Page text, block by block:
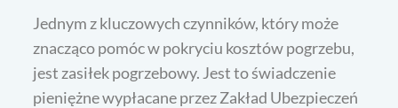
Jednym z kluczowych czynników, który może
znacząco pomóc w pokryciu kosztów pogrzebu,
jest zasiłek pogrzebowy. Jest to świadczenie
pieniężne wypłacane przez Zakład Ubezpieczeń